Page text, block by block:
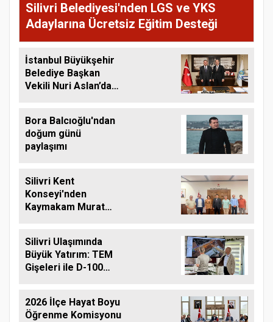
Silivri Belediyesi'nden LGS ve YKS
Adaylarına Ücretsiz Eğitim Desteği
İstanbul Büyükşehir
Belediye Başkan
Vekili Nuri Aslan’dan
Bora Balcıoğlu'ndan
doğum günü
paylaşımı
Silivri Kent
Konseyi'nden
Kaymakam Murat
Silivri Ulaşımında
Büyük Yatırım: TEM
Gişeleri ile D-100
2026 İlçe Hayat Boyu
Öğrenme Komisyonu